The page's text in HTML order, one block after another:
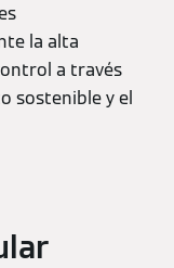
la alta
a través
sostenible y el